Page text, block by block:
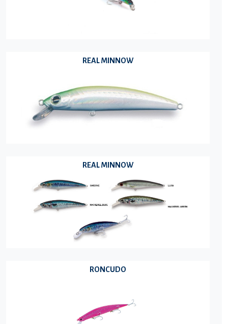
REAL MINNOW
REAL MINNOW
RONCUDO